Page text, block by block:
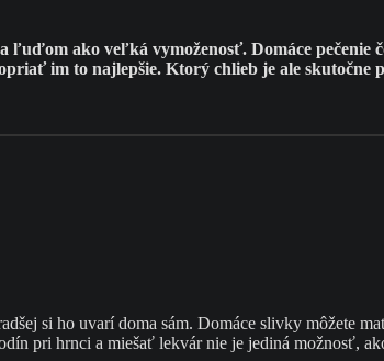
ako veľká vymoženosť. Domáce pečenie
im to najlepšie. Ktorý chlieb je ale skutočne
si ho uvarí doma sám. Domáce slivky môžete
pri hrnci a miešať lekvár nie je jediná možnosť,